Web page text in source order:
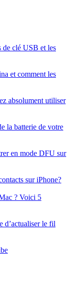
de clé USB et les
et comment les
absolument utiliser
la batterie de votre
en mode DFU sur
sur iPhone?
? Voici 5
d’actualiser le fil